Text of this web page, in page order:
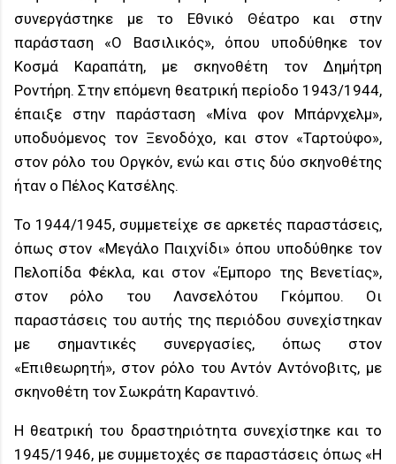
συνεργάστηκε με το Εθνικό Θέατρο και στην
παράσταση «Ο Βασιλικός», όπου υποδύθηκε τον
Κοσμά Καραπάτη, με σκηνοθέτη τον Δημήτρη
Ροντήρη. Στην επόμενη θεατρική περίοδο 1943/1944,
έπαιξε στην παράσταση «Μίνα φον Μπάρνχελμ»,
υποδυόμενος τον Ξενοδόχο, και στον «Ταρτούφο»,
στον ρόλο του Οργκόν, ενώ και στις δύο σκηνοθέτης
ήταν ο Πέλος Κατσέλης.
Το 1944/1945, συμμετείχε σε αρκετές παραστάσεις,
όπως στον «Μεγάλο Παιχνίδι» όπου υποδύθηκε τον
Πελοπίδα Φέκλα, και στον «Έμπορο της Βενετίας»,
στον ρόλο του Λανσελότου Γκόμπου. Οι
παραστάσεις του αυτής της περιόδου συνεχίστηκαν
με σημαντικές συνεργασίες, όπως στον
«Επιθεωρητή», στον ρόλο του Αντόν Αντόνοβιτς, με
σκηνοθέτη τον Σωκράτη Καραντινό.
Η θεατρική του δραστηριότητα συνεχίστηκε και το
1945/1946, με συμμετοχές σε παραστάσεις όπως «Η